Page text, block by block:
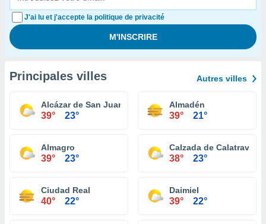
J'ai lu et j'accepte la politique de privacité
Principales villes Autres villes
Alcázar de San Juan
39° 23°
Almadén
39° 21°
Almagro
39° 23°
Calzada de Calatrava
38° 23°
Ciudad Real
40° 22°
Daimiel
39° 22°